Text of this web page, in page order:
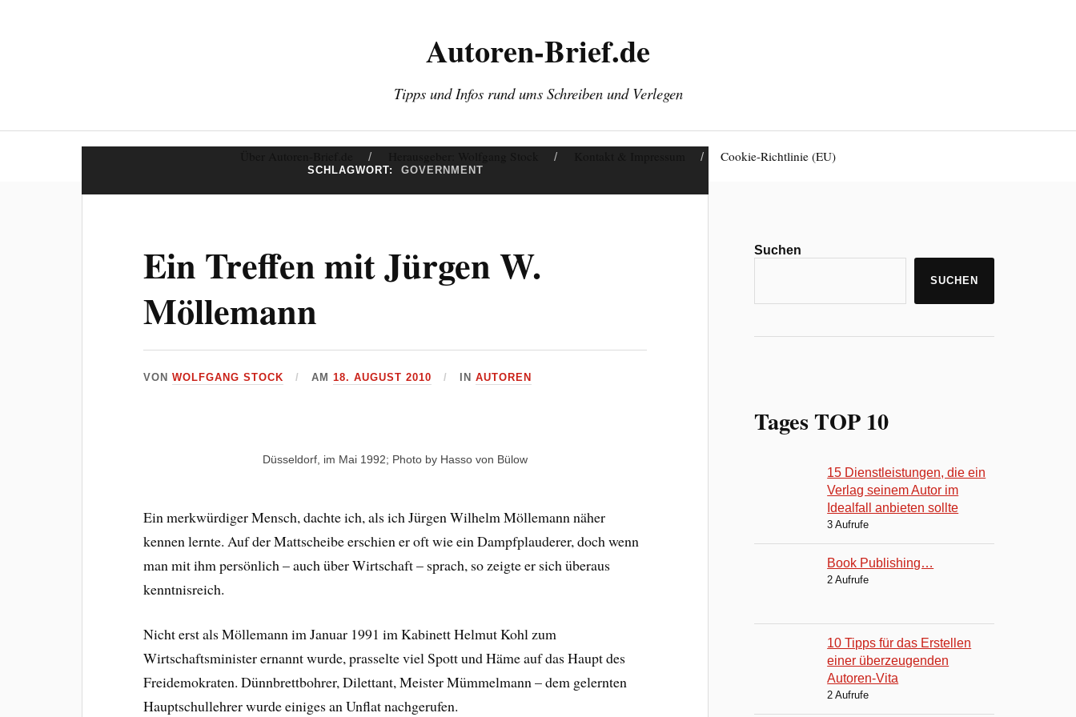
Autoren-Brief.de
Tipps und Infos rund ums Schreiben und Verlegen
Cookie-Richtlinie (EU)
SCHLAGWORT: GOVERNMENT
Ein Treffen mit Jürgen W.
Möllemann
VONWOLFGANG STOCK AM18. AUGUST 2010 INAUTOREN
Düsseldorf, im Mai 1992; Photo by Hasso von Bülow
Ein merkwürdiger Mensch, dachte ich, als ich Jürgen Wilhelm Möllemann näher
kennen lernte. Auf der Mattscheibe erschien er oft wie ein Dampfplauderer, doch wenn
man mit ihm persönlich – auch über Wirtschaft – sprach, so zeigte er sich überaus
kenntnisreich.
Nicht erst als Möllemann im Januar 1991 im Kabinett Helmut Kohl zum
Wirtschaftsminister ernannt wurde, prasselte viel Spott und Häme auf das Haupt des
Freidemokraten. Dünnbrettbohrer, Dilettant, Meister Mümmelmann – dem gelernten
Hauptschullehrer wurde einiges an Unflat nachgerufen.
Suchen
SUCHEN
Tages TOP 10
15 Dienstleistungen, die ein
Verlag seinem Autor im
Idealfall anbieten sollte
3 Aufrufe
Book Publishing…
2 Aufrufe
10 Tipps für das Erstellen
einer überzeugenden
Autoren-Vita
2 Aufrufe